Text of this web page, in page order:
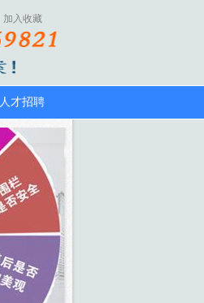
加入收藏
人才招聘